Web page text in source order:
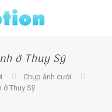
ở Thuỵ Sỹ
Chụp ảnh cưới
ở Thuỵ Sỹ